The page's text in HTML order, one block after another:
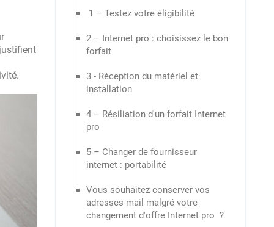
1 – Testez votre éligibilité
2 – Internet pro : choisissez le bon
forfait
3 - Réception du matériel et
installation
4 – Résiliation d'un forfait Internet
pro
5 – Changer de fournisseur
internet : portabilité
Vous souhaitez conserver vos
adresses mail malgré votre
changement d'offre Internet pro ?